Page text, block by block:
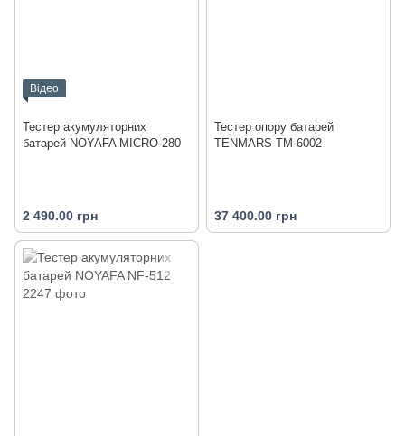
Відео
Тестер акумуляторних
батарей NOYAFA MICRO-280
2 490.00 грн
Тестер опору батарей
TENMARS TM-6002
37 400.00 грн